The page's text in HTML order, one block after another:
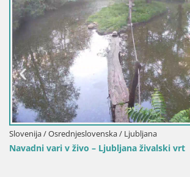
/ Osrednjeslovenska / Ljubljana
vari v živo – Ljubljana živalski vrt